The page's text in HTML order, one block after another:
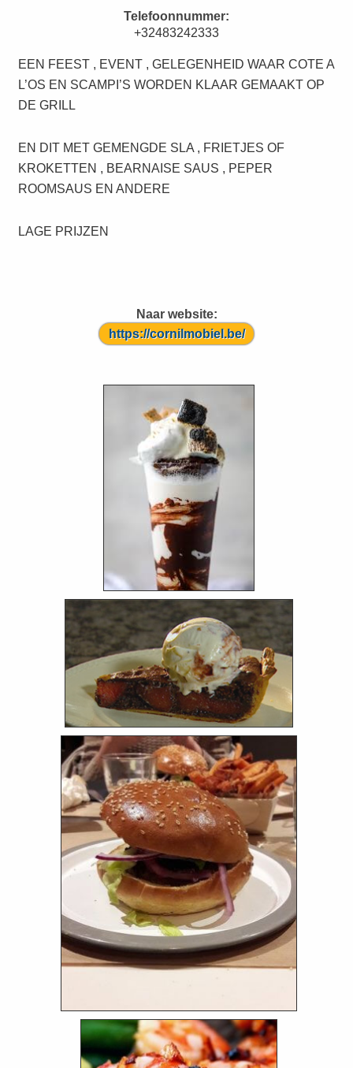
Telefoonnummer:
+32483242333
EEN FEEST , EVENT , GELEGENHEID WAAR COTE A
L’OS EN SCAMPI’S WORDEN KLAAR GEMAAKT OP
DE GRILL
EN DIT MET GEMENGDE SLA , FRIETJES OF
KROKETTEN , BEARNAISE SAUS , PEPER
ROOMSAUS EN ANDERE
LAGE PRIJZEN
Naar website:
https://cornilmobiel.be/